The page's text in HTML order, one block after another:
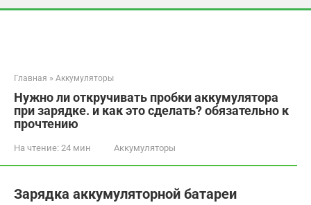
Главная » Аккумуляторы
Нужно ли откручивать пробки аккумулятора
при зарядке. и как это сделать? обязательно к
прочтению
На чтение: 24 мин Аккумуляторы
Зарядка аккумуляторной батареи